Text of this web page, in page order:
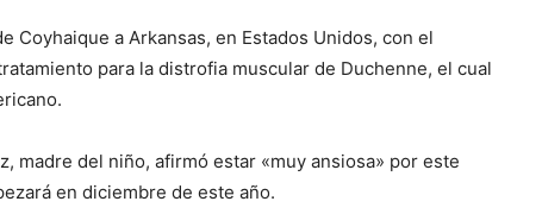
Coyhaique a Arkansas, en Estados Unidos, con el
para la distrofia muscular de Duchenne, el cual
madre del niño, afirmó estar «muy ansiosa» por este
en diciembre de este año.